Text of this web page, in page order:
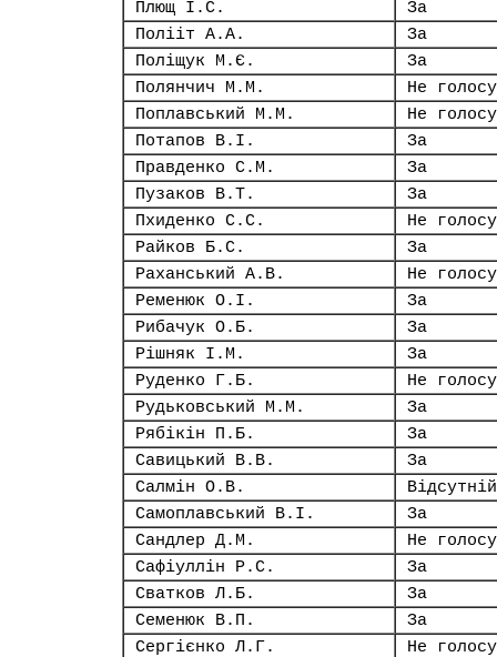
Плющ І.С.
За
Полііт А.А.
За
Поліщук М.Є.
За
Полянчич М.М.
Не
Поплавський М.М.
Не
Потапов В.І.
За
Правденко С.М.
За
Пузаков В.Т.
За
Пхиденко С.С.
Не
Райков Б.С.
За
Раханський А.В.
Не
Ременюк О.І.
За
Рибачук О.Б.
За
Рішняк І.М.
За
Руденко Г.Б.
Не
Рудьковський М.М.
За
Рябікін П.Б.
За
Савицький В.В.
За
Салмін О.В.
Відсутній
Самоплавський В.І.
За
Сандлер Д.М.
Не
Сафіуллін Р.С.
За
Сватков Л.Б.
За
Семенюк В.П.
За
Сергієнко Л.Г.
Не